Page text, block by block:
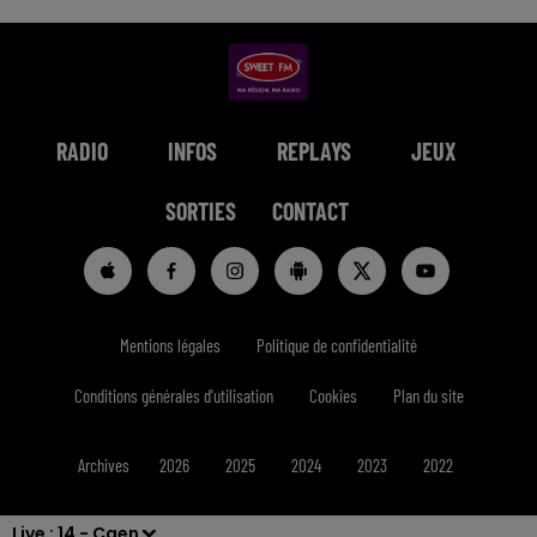
RADIO INFOS REPLAYS JEUX
SORTIES CONTACT
Mentions légales Politique de confidentialité
Conditions générales d'utilisation Cookies Plan du site
Archives 2026 2025 2024 2023 2022